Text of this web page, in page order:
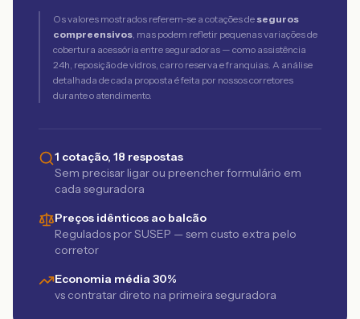
Os valores mostrados referem-se a cotações de seguros
compreensivos, mas podem refletir pequenas variações de
cobertura acessória entre seguradoras — como assistência
24h, reposição de vidros, carro reserva e franquias. A análise
detalhada de cada proposta é feita por nossos corretores
durante o atendimento.
1 cotação, 18 respostas
Sem precisar ligar ou preencher formulário em
cada seguradora
Preços idênticos ao balcão
Regulados por SUSEP — sem custo extra pelo
corretor
Economia média 30%
vs contratar direto na primeira seguradora